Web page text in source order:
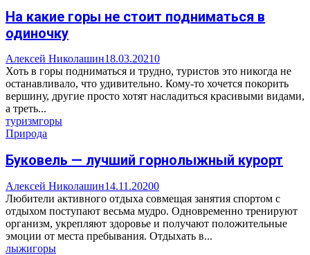
На какие горы не стоит подниматься в
одиночку
Алексей Николашин18.03.20210
Хоть в горы подниматься и трудно, туристов это никогда не
останавливало, что удивительно. Кому-то хочется покорить
вершину, другие просто хотят насладиться красивыми видами,
а треть...
туризмгоры
Природа
Буковель — лучший горнолыжный курорт
Алексей Николашин14.11.20200
Любители активного отдыха совмещая занятия спортом с
отдыхом поступают весьма мудро. Одновременно тренируют
организм, укрепляют здоровье и получают положительные
эмоции от места пребывания. Отдыхать в...
лыжигоры